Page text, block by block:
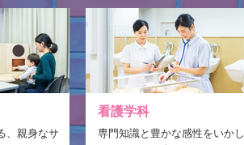
、親身なサ
看護学科
専門知識と豊かな感性をいかし